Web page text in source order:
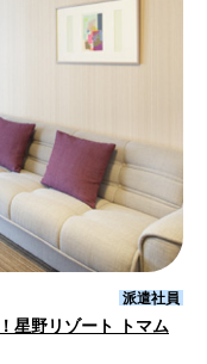
派遣社員
星野リゾート トマム